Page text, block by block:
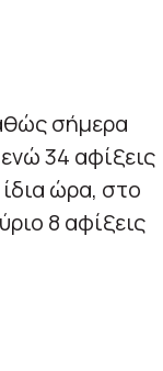
σήμερα
34 αφίξεις
ώρα, στο
8 αφίξεις